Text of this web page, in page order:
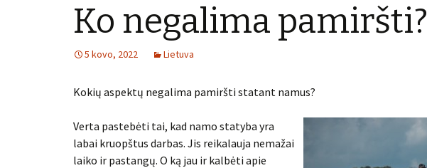
Ko negalima pamiršti?
5 kovo, 2022 Lietuva
Kokių aspektų negalima pamiršti statant namus?
Verta pastebėti tai, kad namo statyba yra
labai kruopštus darbas. Jis reikalauja nemažai
laiko ir pastangų. O ką jau ir kalbėti apie